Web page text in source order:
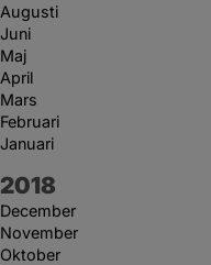
Augusti
Juni
Maj
April
Mars
Februari
Januari
År:
2018
December
November
Oktober